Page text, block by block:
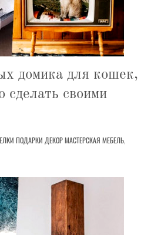
домика для кошек,
сделать своими
ПОДАРКИ ДЕКОРМАСТЕРСКАЯ МЕБЕЛЬ,